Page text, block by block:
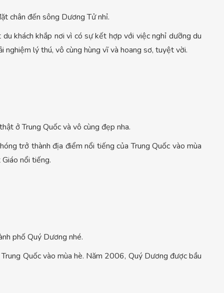
chân đến sông Dương Tử nhỉ.
khách khắp nơi vì có sự kết hợp với việc nghỉ dưỡng du
nghiệm lý thú, vô cùng hùng vĩ và hoang sơ, tuyệt vời.
ở Trung Quốc và vô cùng đẹp nha.
trở thành địa điểm nổi tiếng của Trung Quốc vào mùa
nổi tiếng.
phố Quý Dương nhé.
Quốc vào mùa hè. Năm 2006, Quý Dương được bầu